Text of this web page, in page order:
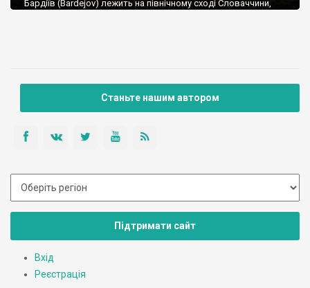
Бардіїв (Bardejov) лежить на північному сході Словаччини,
Станьте нашим автором
Підтримати сайт
Вхід
Реєстрація